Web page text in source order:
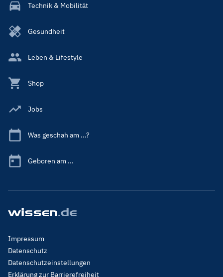
Technik & Mobilität
Gesundheit
Leben & Lifestyle
Shop
Jobs
Was geschah am ...?
Geboren am ...
Footer
Menu
Legal
Impressum
Datenschutz
Datenschutzeinstellungen
Erklärung zur Barrierefreiheit